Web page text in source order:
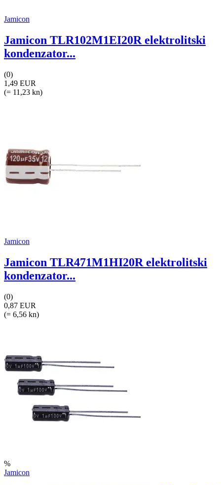
Jamicon
Jamicon TLR102M1EI20R elektrolitski
kondenzator...
(0)
1,49 EUR
(= 11,23 kn)
Jamicon
Jamicon TLR471M1HI20R elektrolitski
kondenzator...
(0)
0,87 EUR
(= 6,56 kn)
%
Jamicon